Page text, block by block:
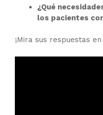
¿Qué
los pacientes
¡Mira sus respuestas